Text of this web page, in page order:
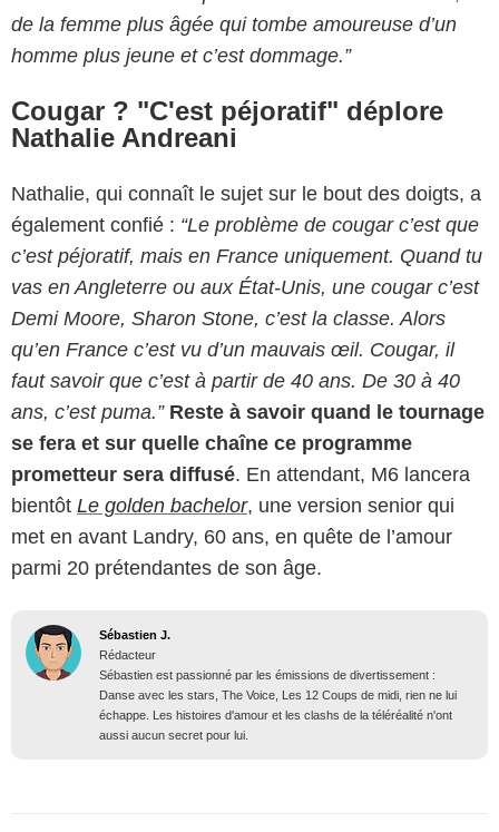
de la femme plus âgée qui tombe amoureuse d’un
homme plus jeune et c’est dommage.”
Cougar ? "C'est péjoratif" déplore
Nathalie Andreani
Nathalie, qui connaît le sujet sur le bout des doigts, a
également confié : “Le problème de cougar c’est que
c’est péjoratif, mais en France uniquement. Quand tu
vas en Angleterre ou aux État-Unis, une cougar c’est
Demi Moore, Sharon Stone, c’est la classe. Alors
qu’en France c’est vu d’un mauvais œil. Cougar, il
faut savoir que c’est à partir de 40 ans. De 30 à 40
ans, c’est puma.” Reste à savoir quand le tournage
se fera et sur quelle chaîne ce programme
prometteur sera diffusé. En attendant, M6 lancera
bientôt Le golden bachelor, une version senior qui
met en avant Landry, 60 ans, en quête de l’amour
parmi 20 prétendantes de son âge.
Sébastien J.
Rédacteur
Sébastien est passionné par les émissions de divertissement :
Danse avec les stars, The Voice, Les 12 Coups de midi, rien ne lui
échappe. Les histoires d'amour et les clashs de la téléréalité n'ont
aussi aucun secret pour lui.